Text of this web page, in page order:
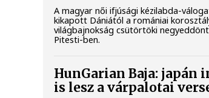
A magyar női ifjúsági kézilabda-
kikapott Dániától a romániai
világbajnokság csütörtöki
Pitesti-ben.
HunGarian Baja: japán
is lesz a várpalotai